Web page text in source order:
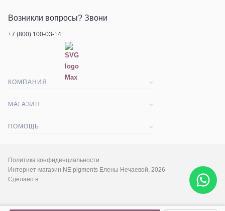
КОМПАНИЯ
Экскурсия
Социальные сети
МАГАЗИН
Гарантия и срок возврата
Палитра цветов
ПОМОЩЬ
Возникли вопросы? Звони
+7 (800) 100-03-14
Политика конфиденциальности
Интернет-магазин NE pigments Елены Нечаевой, 2026
Сделано в